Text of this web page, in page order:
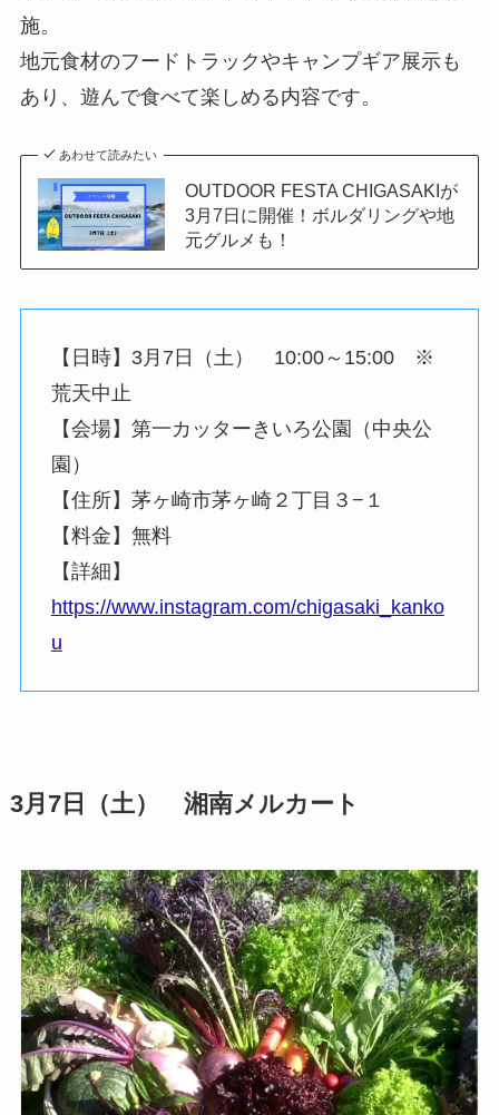
施。
地元食材のフードトラックやキャンプギア展示も
あり、遊んで食べて楽しめる内容です。
あわせて読みたい
OUTDOOR FESTA CHIGASAKIが
3月7日に開催！ボルダリングや地
元グルメも！
【日時】3月7日（土） 10:00～15:00 ※
荒天中止
【会場】第一カッターきいろ公園（中央公
園）
【住所】茅ヶ崎市茅ヶ崎２丁目３−１
【料金】無料
【詳細】
https://www.instagram.com/chigasaki_kanko
u
3月7日（土） 湘南メルカート